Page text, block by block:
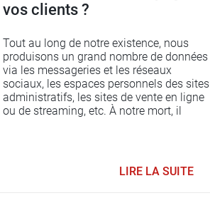
vos clients ?
Tout au long de notre existence, nous
produisons un grand nombre de données
via les messageries et les réseaux
sociaux, les espaces personnels des sites
administratifs, les sites de vente en ligne
ou de streaming, etc. À notre mort, il
LIRE LA SUITE